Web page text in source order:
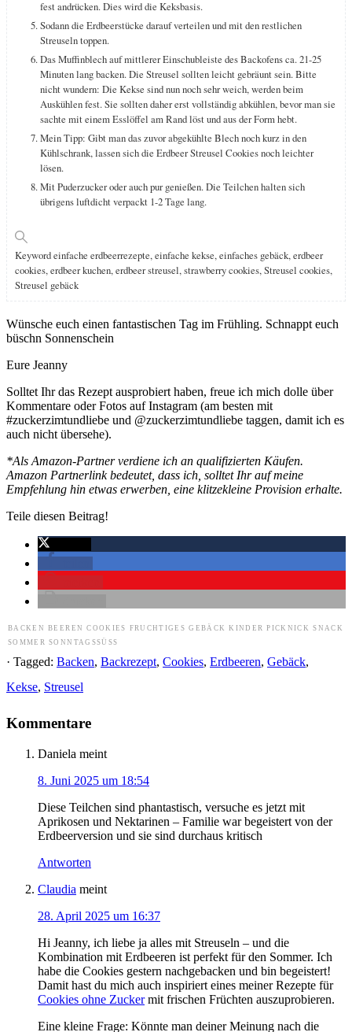
fest andrücken. Dies wird die Keksbasis.
Sodann die Erdbeerstücke darauf verteilen und mit den restlichen
Streuseln toppen.
Das Muffinblech auf mittlerer Einschubleiste des Backofens ca. 21-25
Minuten lang backen. Die Streusel sollten leicht gebräunt sein. Bitte
nicht wundern: Die Kekse sind nun noch sehr weich, werden beim
Auskühlen fest. Sie sollten daher erst vollständig abkühlen, bevor man sie
sachte mit einem Esslöffel am Rand löst und aus der Form hebt.
Mein Tipp: Gibt man das zuvor abgekühlte Blech noch kurz in den
Kühlschrank, lassen sich die Erdbeer Streusel Cookies noch leichter
lösen.
Mit Puderzucker oder auch pur genießen. Die Teilchen halten sich
übrigens luftdicht verpackt 1-2 Tage lang.
Keywordeinfache erdbeerrezepte, einfache kekse, einfaches gebäck, erdbeer
cookies, erdbeer kuchen, erdbeer streusel, strawberry cookies, Streusel cookies,
Streusel gebäck
Wünsche euch einen fantastischen Tag im Frühling. Schnappt euch
büschn Sonnenschein
Eure Jeanny
Solltet Ihr das Rezept ausprobiert haben, freue ich mich dolle über
Kommentare oder Fotos auf Instagram (am besten mit
#zuckerzimtundliebe und @zuckerzimtundliebe taggen, damit ich es
auch nicht übersehe).
*Als Amazon-Partner verdiene ich an qualifizierten Käufen.
Amazon Partnerlink bedeutet, dass ich, solltet Ihr auf meine
Empfehlung hin etwas erwerben, eine klitzekleine Provision erhalte.
Teile diesen Beitrag!
BACKEN BEEREN COOKIES FRUCHTIGES GEBÄCK KINDER PICKNICK
SNACK
SOMMER SONNTAGSSÜSS
· Tagged: Backen, Backrezept, Cookies, Erdbeeren, Gebäck,
Kekse, Streusel
Kommentare
Daniela meint
8. Juni 2025 um 18:54
Diese Teilchen sind phantastisch, versuche es jetzt mit
Aprikosen und Nektarinen – Familie war begeistert von der
Erdbeerversion und sie sind durchaus kritisch
Antworten
Claudia meint
28. April 2025 um 16:37
Hi Jeanny, ich liebe ja alles mit Streuseln – und die
Kombination mit Erdbeeren ist perfekt für den Sommer. Ich
habe die Cookies gestern nachgebacken und bin begeistert!
Damit hast du mich auch inspiriert eines meiner Rezepte für
Cookies ohne Zuckermit frischen Früchten auszuprobieren.
Eine kleine Frage: Könnte man deiner Meinung nach die